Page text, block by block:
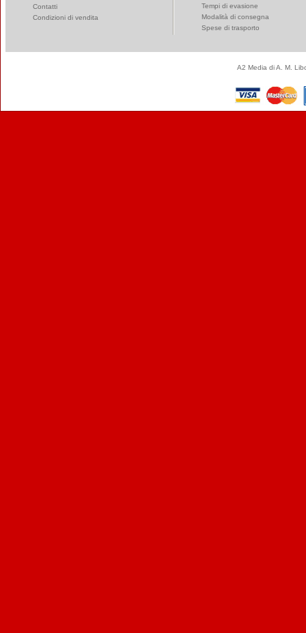
Contatti
Condizioni di vendita
Tempi di evasione
Modalità di consegna
Spese di trasporto
A2 Media di A. M.